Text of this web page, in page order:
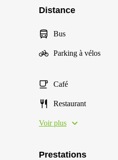
Distance
Bus
Parking à vélos
Café
Restaurant
Voir plus
Prestations